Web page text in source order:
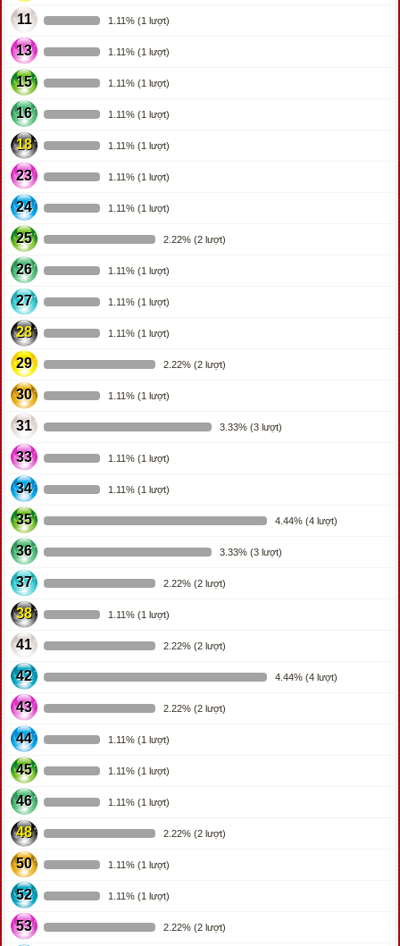
11 1.11% (1 lượt)
13 1.11% (1 lượt)
15 1.11% (1 lượt)
16 1.11% (1 lượt)
18 1.11% (1 lượt)
23 1.11% (1 lượt)
24 1.11% (1 lượt)
25 2.22% (2 lượt)
26 1.11% (1 lượt)
27 1.11% (1 lượt)
28 1.11% (1 lượt)
29 2.22% (2 lượt)
30 1.11% (1 lượt)
31 3.33% (3 lượt)
33 1.11% (1 lượt)
34 1.11% (1 lượt)
35 4.44% (4 lượt)
36 3.33% (3 lượt)
37 2.22% (2 lượt)
38 1.11% (1 lượt)
41 2.22% (2 lượt)
42 4.44% (4 lượt)
43 2.22% (2 lượt)
44 1.11% (1 lượt)
45 1.11% (1 lượt)
46 1.11% (1 lượt)
48 2.22% (2 lượt)
50 1.11% (1 lượt)
52 1.11% (1 lượt)
53 2.22% (2 lượt)